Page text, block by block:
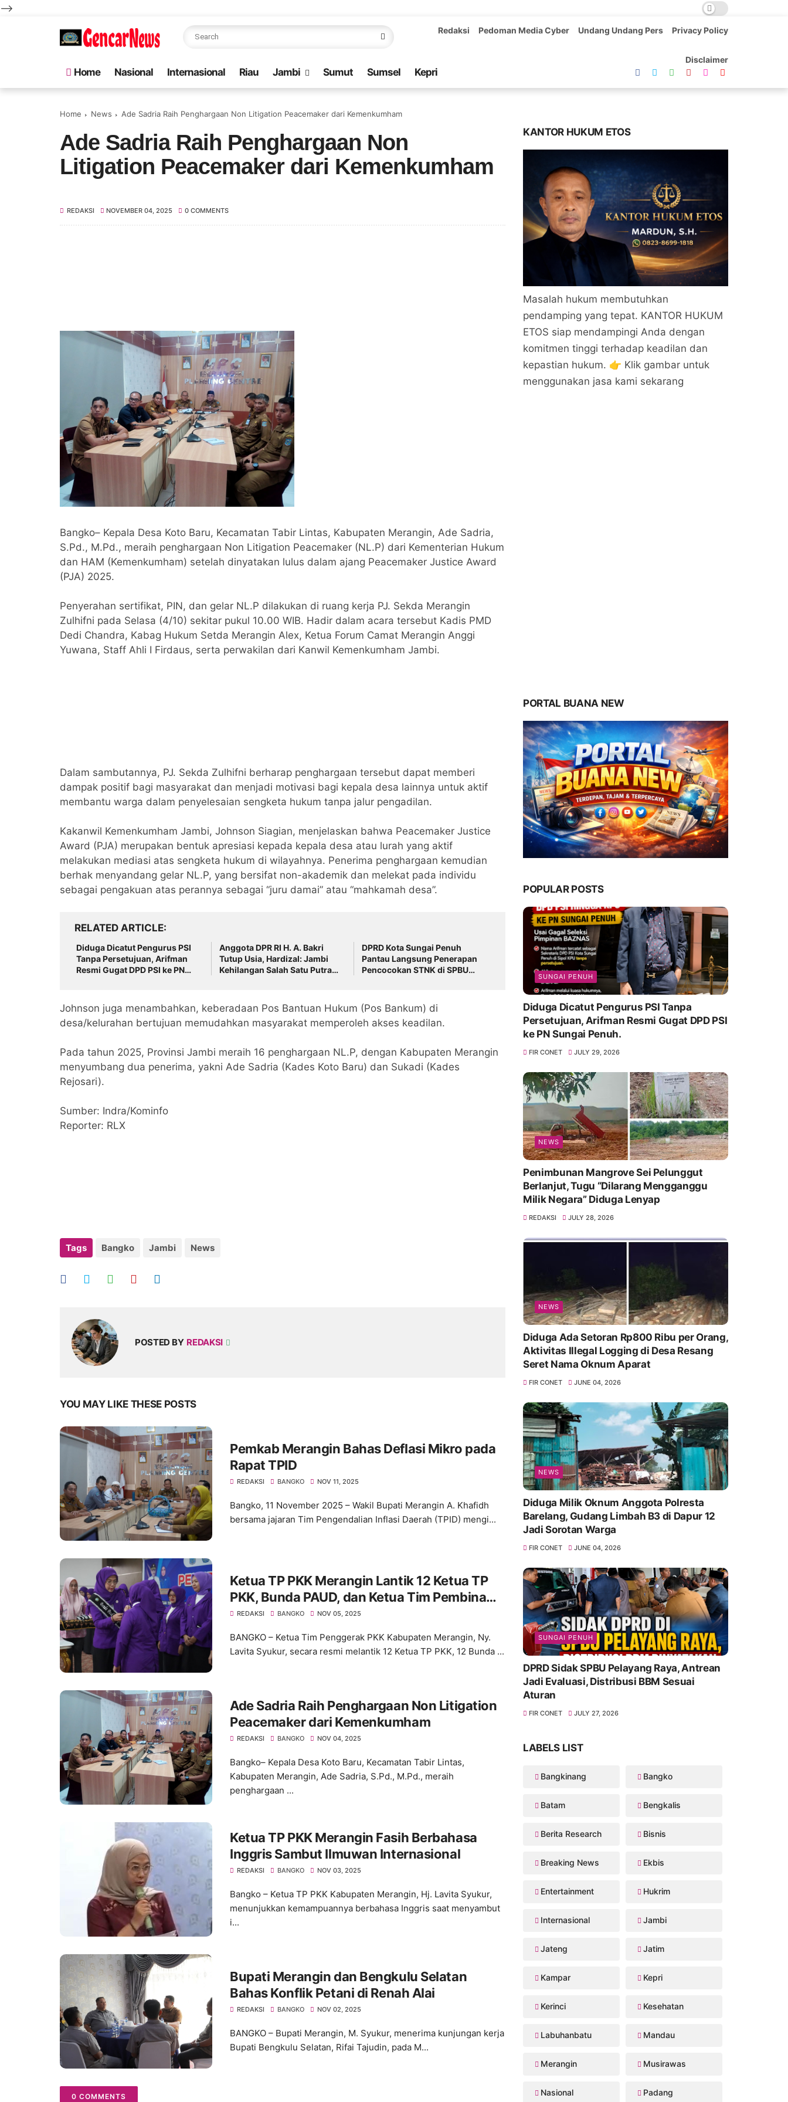
-->
Redaksi Pedoman Media Cyber Undang Undang Pers Privacy Policy
Disclaimer
Home Nasional Internasional Riau Jambi Sumut Sumsel Kepri
Home News Ade Sadria Raih Penghargaan Non Litigation Peacemaker dari Kemenkumham
Ade Sadria Raih Penghargaan Non
Litigation Peacemaker dari Kemenkumham
REDAKSI NOVEMBER 04, 2025 0 COMMENTS
Bangko– Kepala Desa Koto Baru, Kecamatan Tabir Lintas, Kabupaten Merangin, Ade Sadria,
S.Pd., M.Pd., meraih penghargaan Non Litigation Peacemaker (NL.P) dari Kementerian Hukum
dan HAM (Kemenkumham) setelah dinyatakan lulus dalam ajang Peacemaker Justice Award
(PJA) 2025.
Penyerahan sertifikat, PIN, dan gelar NL.P dilakukan di ruang kerja PJ. Sekda Merangin
Zulhifni pada Selasa (4/10) sekitar pukul 10.00 WIB. Hadir dalam acara tersebut Kadis PMD
Dedi Chandra, Kabag Hukum Setda Merangin Alex, Ketua Forum Camat Merangin Anggi
Yuwana, Staff Ahli I Firdaus, serta perwakilan dari Kanwil Kemenkumham Jambi.
Dalam sambutannya, PJ. Sekda Zulhifni berharap penghargaan tersebut dapat memberi
dampak positif bagi masyarakat dan menjadi motivasi bagi kepala desa lainnya untuk aktif
membantu warga dalam penyelesaian sengketa hukum tanpa jalur pengadilan.
Kakanwil Kemenkumham Jambi, Johnson Siagian, menjelaskan bahwa Peacemaker Justice
Award (PJA) merupakan bentuk apresiasi kepada kepala desa atau lurah yang aktif
melakukan mediasi atas sengketa hukum di wilayahnya. Penerima penghargaan kemudian
berhak menyandang gelar NL.P, yang bersifat non-akademik dan melekat pada individu
sebagai pengakuan atas perannya sebagai “juru damai” atau “mahkamah desa”.
RELATED ARTICLE
Diduga Dicatut Pengurus PSI
Tanpa Persetujuan, Arifman
Resmi Gugat DPD PSI ke PN
Anggota DPR RI H. A. Bakri
Tutup Usia, Hardizal: Jambi
Kehilangan Salah Satu Putra
DPRD Kota Sungai Penuh
Pantau Langsung Penerapan
Pencocokan STNK di SPBU
Johnson juga menambahkan, keberadaan Pos Bantuan Hukum (Pos Bankum) di
desa/kelurahan bertujuan memudahkan masyarakat memperoleh akses keadilan.
Pada tahun 2025, Provinsi Jambi meraih 16 penghargaan NL.P, dengan Kabupaten Merangin
menyumbang dua penerima, yakni Ade Sadria (Kades Koto Baru) dan Sukadi (Kades
Rejosari).
Sumber: Indra/Kominfo
Reporter: RLX
Tags Bangko Jambi News
POSTED BY REDAKSI
YOU MAY LIKE THESE POSTS
Pemkab Merangin Bahas Deflasi Mikro pada
Rapat TPID
REDAKSI BANGKO NOV 11, 2025
Bangko, 11 November 2025 – Wakil Bupati Merangin A. Khafidh
bersama jajaran Tim Pengendalian Inflasi Daerah (TPID) mengi...
Ketua TP PKK Merangin Lantik 12 Ketua TP
PKK, Bunda PAUD, dan Ketua Tim Pembina
Posyandu Kecamatan
REDAKSI BANGKO NOV 05, 2025
BANGKO – Ketua Tim Penggerak PKK Kabupaten Merangin, Ny.
Lavita Syukur, secara resmi melantik 12 Ketua TP PKK, 12 Bunda ...
Ade Sadria Raih Penghargaan Non Litigation
Peacemaker dari Kemenkumham
REDAKSI BANGKO NOV 04, 2025
Bangko– Kepala Desa Koto Baru, Kecamatan Tabir Lintas,
Kabupaten Merangin, Ade Sadria, S.Pd., M.Pd., meraih
penghargaan ...
Ketua TP PKK Merangin Fasih Berbahasa
Inggris Sambut Ilmuwan Internasional
REDAKSI BANGKO NOV 03, 2025
Bangko – Ketua TP PKK Kabupaten Merangin, Hj. Lavita Syukur,
menunjukkan kemampuannya berbahasa Inggris saat menyambut
i...
Bupati Merangin dan Bengkulu Selatan
Bahas Konflik Petani di Renah Alai
REDAKSI BANGKO NOV 02, 2025
BANGKO – Bupati Merangin, M. Syukur, menerima kunjungan kerja
Bupati Bengkulu Selatan, Rifai Tajudin, pada M...
0 COMMENTS
KANTOR HUKUM ETOS
Masalah hukum membutuhkan
pendamping yang tepat. KANTOR HUKUM
ETOS siap mendampingi Anda dengan
komitmen tinggi terhadap keadilan dan
kepastian hukum. 👉 Klik gambar untuk
menggunakan jasa kami sekarang
PORTAL BUANA NEW
POPULAR POSTS
SUNGAI PENUH
Diduga Dicatut Pengurus PSI Tanpa
Persetujuan, Arifman Resmi Gugat DPD PSI
ke PN Sungai Penuh.
FIR CONET JULY 29, 2026
NEWS
Penimbunan Mangrove Sei Pelunggut
Berlanjut, Tugu “Dilarang Mengganggu
Milik Negara” Diduga Lenyap
REDAKSI JULY 28, 2026
NEWS
Diduga Ada Setoran Rp800 Ribu per Orang,
Aktivitas Illegal Logging di Desa Resang
Seret Nama Oknum Aparat
FIR CONET JUNE 04, 2026
NEWS
Diduga Milik Oknum Anggota Polresta
Barelang, Gudang Limbah B3 di Dapur 12
Jadi Sorotan Warga
FIR CONET JUNE 04, 2026
SUNGAI PENUH
DPRD Sidak SPBU Pelayang Raya, Antrean
Jadi Evaluasi, Distribusi BBM Sesuai
Aturan
FIR CONET JULY 27, 2026
LABELS LIST
Bangkinang Bangko
Batam Bengkalis
Berita Research Bisnis
Breaking News Ekbis
Entertainment Hukrim
Internasional Jambi
Jateng Jatim
Kampar Kepri
Kerinci Kesehatan
Labuhanbatu Mandau
Merangin Musirawas
Nasional Padang